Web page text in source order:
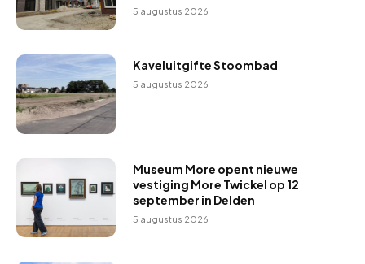
5 augustus 2026
Kaveluitgifte Stoombad
5 augustus 2026
Museum More opent nieuwe
vestiging More Twickel op 12
september in Delden
5 augustus 2026